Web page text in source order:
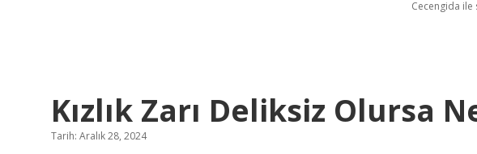
Cecengida ile
Kızlık Zarı Deliksiz Olursa
Tarih: Aralık 28, 2024